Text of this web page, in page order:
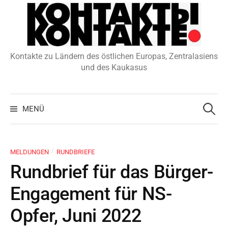
überspringen
Kontakte zu Ländern des östlichen Europas, Zentralasiens
und des Kaukasus
MENÜ
Suchen
nach:
MELDUNGEN / RUNDBRIEFE
Rundbrief für das Bürger-
Engagement für NS-
Opfer, Juni 2022